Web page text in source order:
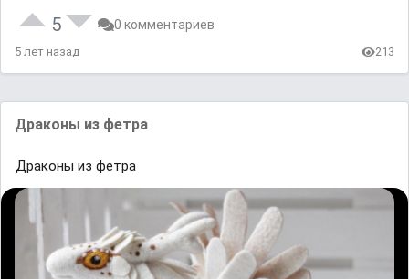
5 0 комментариев
5 лет назад 213
Драконы из фетра
Драконы из фетра